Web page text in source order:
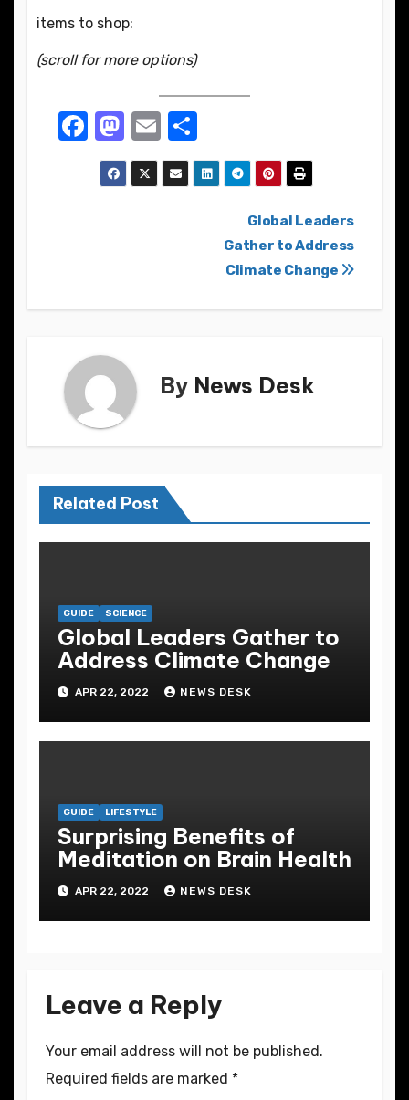
items to shop:
(scroll for more options)
F
a
c
o
M
a
st
n
E
m
ail
h
ar
Global Leaders
Gather to Address
Climate Change
By News Desk
Related Post
GUIDE SCIENCE
Global Leaders Gather to
Address Climate Change
APR 22, 2022 NEWS DESK
GUIDE LIFESTYLE
Surprising Benefits of
Meditation on Brain Health
APR 22, 2022 NEWS DESK
Leave a Reply
Your email address will not be published.
Required fields are marked *